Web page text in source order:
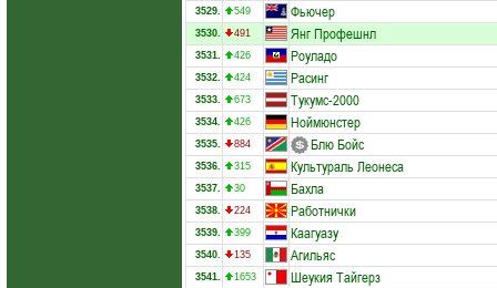
3529. 549 Фьючер
3530. 491 Янг Профешнл
3531. 426 Роуладо
3532. 424 Расинг
3533. 673 Тукумс-2000
3534. 426 Ноймюнстер
3535. 884 Блю Бойс
3536. 315 Культураль Леонеса
3537. 30 Бахла
3538. 224 Работнички
3539. 399 Каагуазу
3540. 135 Агильяс
3541. 1653 Шеукия Тайгерз